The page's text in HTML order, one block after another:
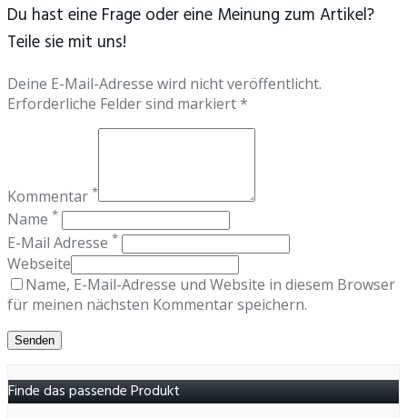
Du hast eine Frage oder eine Meinung zum Artikel?
Teile sie mit uns!
Deine E-Mail-Adresse wird nicht veröffentlicht.
Erforderliche Felder sind markiert *
Kommentar *
Name *
E-Mail Adresse *
Webseite
Name, E-Mail-Adresse und Website in diesem Browser
für meinen nächsten Kommentar speichern.
Finde das passende Produkt